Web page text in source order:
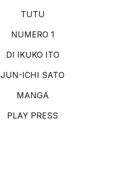
TUTU
NUMERO 1
DI IKUKO ITO
JUN-ICHI SATO
MANGA
PLAY PRESS